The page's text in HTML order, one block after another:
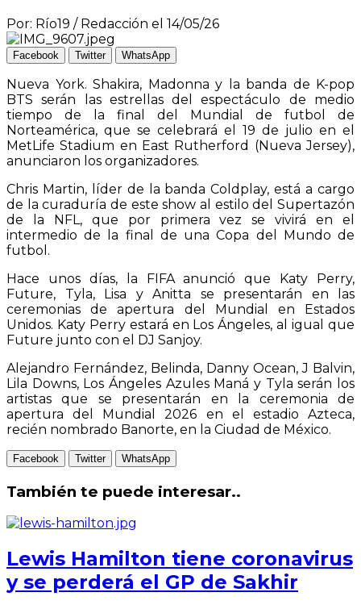
Por: Río19 / Redacción el 14/05/26
Facebook Twitter WhatsApp
Nueva York. Shakira, Madonna y la banda de K-pop
BTS serán las estrellas del espectáculo de medio
tiempo de la final del Mundial de futbol de
Norteamérica, que se celebrará el 19 de julio en el
MetLife Stadium en East Rutherford (Nueva Jersey),
anunciaron los organizadores.
Chris Martin, líder de la banda Coldplay, está a cargo
de la curaduría de este show al estilo del Supertazón
de la NFL, que por primera vez se vivirá en el
intermedio de la final de una Copa del Mundo de
futbol.
Hace unos días, la FIFA anunció que Katy Perry,
Future, Tyla, Lisa y Anitta se presentarán en las
ceremonias de apertura del Mundial en Estados
Unidos. Katy Perry estará en Los Ángeles, al igual que
Future junto con el DJ Sanjoy.
Alejandro Fernández, Belinda, Danny Ocean, J Balvin,
Lila Downs, Los Ángeles Azules Maná y Tyla serán los
artistas que se presentarán en la ceremonia de
apertura del Mundial 2026 en el estadio Azteca,
recién nombrado Banorte, en la Ciudad de México.
Facebook Twitter WhatsApp
También te puede interesar..
Lewis Hamilton tiene coronavirus
y se perderá el GP de Sakhir